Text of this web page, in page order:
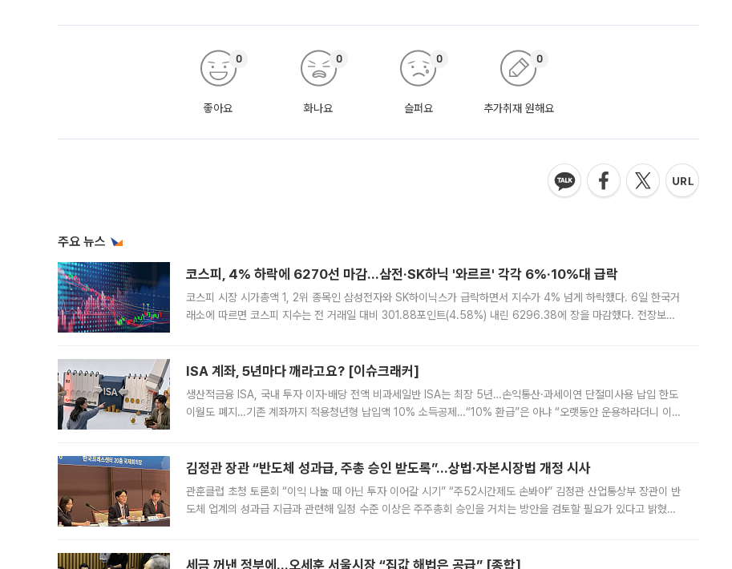
좋아요
0
화나요
0
슬퍼요
0
추가취재 원해요
0
주요 뉴스
코스피, 4% 하락에 6270선 마감…삼전·SK하닉 '와르르' 각각 6%·10%대 급락
코스피 시장 시가총액 1, 2위 종목인 삼성전자와 SK하이닉스가 급락하면서 지수가 4% 넘게 하락했다. 6일 한국거
래소에 따르면 코스피 지수는 전 거래일 대비 301.88포인트(4.58%) 내린 6296.38에 장을 마감했다. 전장보다
ISA 계좌, 5년마다 깨라고요? [이슈크래커]
생산적금융 ISA, 국내 투자 이자·배당 전액 비과세일반 ISA는 최장 5년…손익통산·과세이연 단절미사용 납입 한도
이월도 폐지…기존 계좌까지 적용청년형 납입액 10% 소득공제…“10% 환급”은 아냐 “오랫동안 운용하라더니 이제
김정관 장관 “반도체 성과급, 주총 승인 받도록”…상법·자본시장법 개정 시사
관훈클럽 초청 토론회 “이익 나눌 때 아닌 투자 이어갈 시기” “주52시간제도 손봐야” 김정관 산업통상부 장관이 반
도체 업계의 성과급 지급과 관련해 일정 수준 이상은 주주총회 승인을 거치는 방안을 검토할 필요가 있다고 밝혔다.
세금 꺼낸 정부에…오세훈 서울시장 “집값 해법은 공급” [종합]